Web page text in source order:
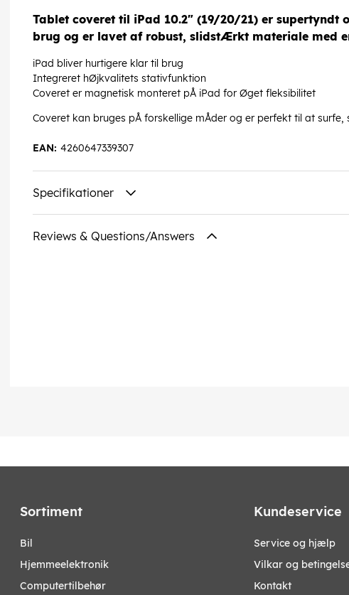
Tablet coveret til iPad 10.2" (19/20/21) er supertyndt
brug og er lavet af robust, slidstÆrkt materiale med
iPad bliver hurtigere klar til brug
Integreret hØjkvalitets stativfunktion
Coveret er magnetisk monteret pÅ iPad for Øget fleksibilitet
Coveret kan bruges pÅ forskellige mÅder og er perfekt til at surfe,
4260647339307
EAN:
Specifikationer
Reviews & Questions/Answers
Sortiment
bil
hjemmeelektronik
computertilbehør
Kundeservice
Service og hjælp
Vilkar og
Kontakt